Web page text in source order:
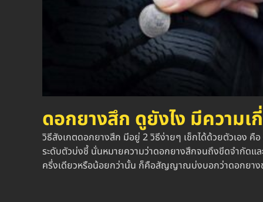
ดอกยางสึก ดูยังไง มีความเ
วิธีสังเกตดอกยางสึก มีอยู่ 2 วิธีง่ายๆ เช็กได้ด้วยตัวเอง คือ
ระดับตัวบ่งชี้ นั่นหมายความว่าดอกยางสึกจนถึงขีดจำกัดแ
ครึ่งเดียวหรือน้อยกว่านั้น ก็คือสัญญาณบ่งบอกว่าดอกยา